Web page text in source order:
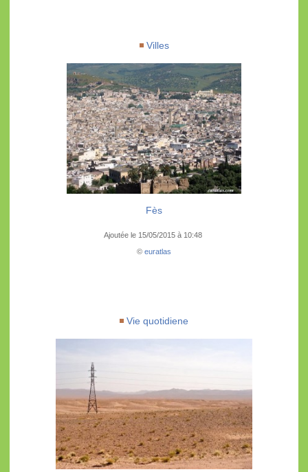
Villes
Fès
Ajoutée le 15/05/2015 à 10:48
© euratlas
Vie quotidiene